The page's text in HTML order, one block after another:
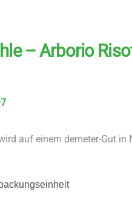
– Arborio
auf einem demeter-Gut in